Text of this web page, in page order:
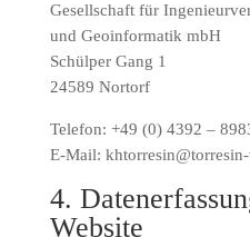
Gesellschaft für
und Geoinformatik mbH
Schülper Gang 1
24589 Nortorf
Telefon: +49 (0) 4392 –
E-Mail:
4.
Website